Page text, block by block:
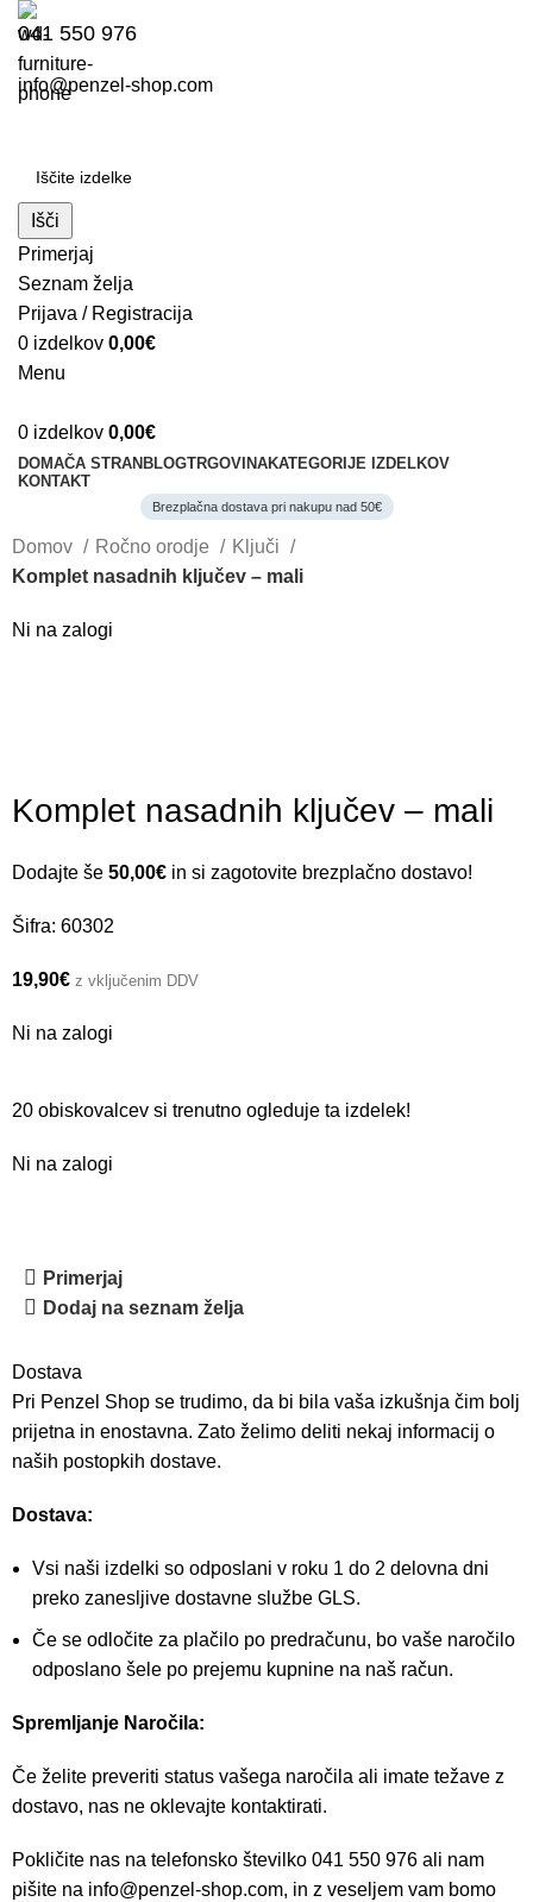
041 550 976
info@penzel-shop.com
Išči
Primerjaj
Seznam želja
Prijava / Registracija
0 izdelkov 0,00€
Menu
0 izdelkov 0,00€
DOMAČA STRAN BLOGTRGOVINAKATEGORIJE IZDELKOV
KONTAKT
Brezplačna dostava pri nakupu nad 50€
Domov Ročno orodje
Ključi
Komplet nasadnih ključev – mali
Ni na zalogi
Komplet nasadnih ključev – mali
Dodajte še50,00€ in si zagotovite brezplačno dostavo!
Šifra:60302
19,90€ z vključenim DDV
Ni na zalogi
20 obiskovalcev si trenutno ogleduje ta izdelek!
Ni na zalogi
Primerjaj
Dodaj na seznam želja
Dostava
Pri Penzel Shop se trudimo, da bi bila vaša izkušnja čim bolj
prijetna in enostavna. Zato želimo deliti nekaj informacij o
naših postopkih dostave.
Dostava:
Vsi naši izdelki so odposlani v roku 1 do 2 delovna dni
preko zanesljive dostavne službe GLS.
Če se odločite za plačilo po predračunu, bo vaše naročilo
odposlano šele po prejemu kupnine na naš račun.
Spremljanje Naročila:
Če želite preveriti status vašega naročila ali imate težave z
dostavo, nas ne oklevajte kontaktirati.
Pokličite nas na telefonsko številko 041 550 976 ali nam
pišite na info@penzel-shop.com, in z veseljem vam bomo